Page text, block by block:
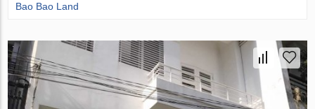
Bao Bao Land